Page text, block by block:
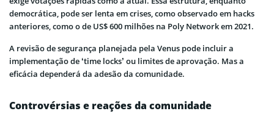
democrática, pode ser lenta em crises, como observado em hacks
anteriores, como o de US$ 600 milhões na Poly Network em 2021.
A revisão de segurança planejada pela Venus pode incluir a
implementação de ‘time locks’ ou limites de aprovação. Mas a
eficácia dependerá da adesão da comunidade.
Controvérsias e reações da comunidade